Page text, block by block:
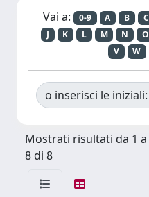
Vai a: 0-9 A B C
J
K L M N O
V
W
o inserisci le iniziali:
Mostrati risultati da 1 a
8 di 8